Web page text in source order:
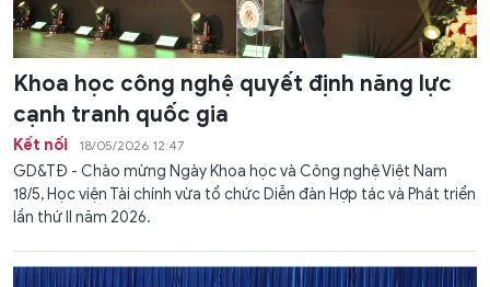
Khoa học công nghệ quyết định năng lực
cạnh tranh quốc gia
Kết nối 18/05/2026 12:47
GD&TĐ - Chào mừng Ngày Khoa học và Công nghệ Việt Nam
18/5, Học viện Tài chính vừa tổ chức Diễn đàn Hợp tác và Phát triển
lần thứ II năm 2026.